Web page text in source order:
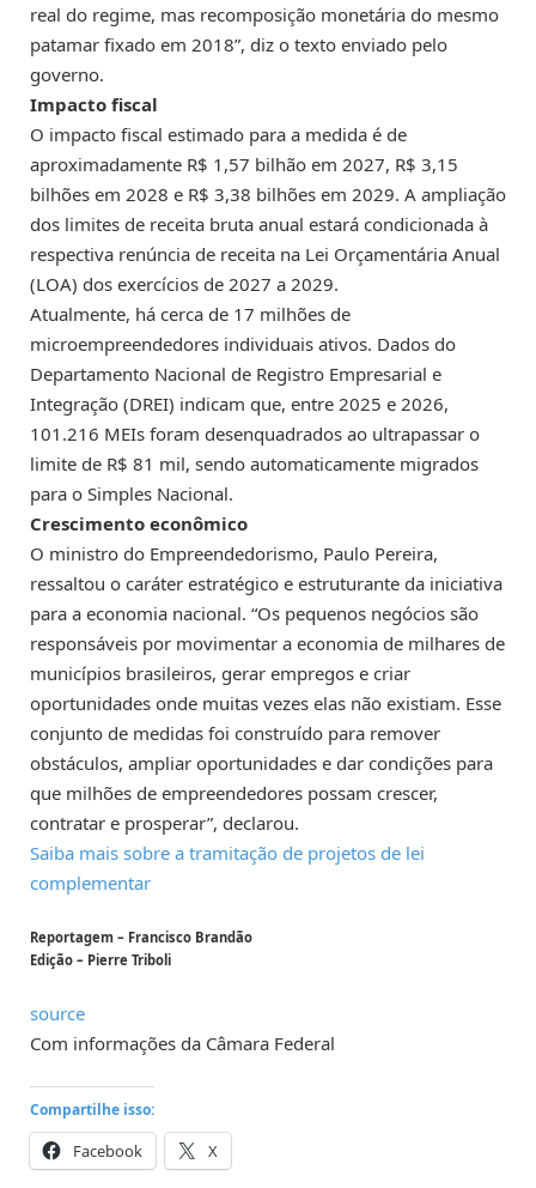
real do regime, mas recomposição monetária do mesmo
patamar fixado em 2018”, diz o texto enviado pelo
governo.
Impacto fiscal
O impacto fiscal estimado para a medida é de
aproximadamente R$ 1,57 bilhão em 2027, R$ 3,15
bilhões em 2028 e R$ 3,38 bilhões em 2029. A ampliação
dos limites de receita bruta anual estará condicionada à
respectiva renúncia de receita na Lei Orçamentária Anual
(LOA) dos exercícios de 2027 a 2029.
Atualmente, há cerca de 17 milhões de
microempreendedores individuais ativos. Dados do
Departamento Nacional de Registro Empresarial e
Integração (DREI) indicam que, entre 2025 e 2026,
101.216 MEIs foram desenquadrados ao ultrapassar o
limite de R$ 81 mil, sendo automaticamente migrados
para o Simples Nacional.
Crescimento econômico
O ministro do Empreendedorismo, Paulo Pereira,
ressaltou o caráter estratégico e estruturante da iniciativa
para a economia nacional. “Os pequenos negócios são
responsáveis por movimentar a economia de milhares de
municípios brasileiros, gerar empregos e criar
oportunidades onde muitas vezes elas não existiam. Esse
conjunto de medidas foi construído para remover
obstáculos, ampliar oportunidades e dar condições para
que milhões de empreendedores possam crescer,
contratar e prosperar”, declarou.
Saiba mais sobre a tramitação de projetos de lei
complementar
Reportagem – Francisco Brandão
Edição – Pierre Triboli
source
Com informações da Câmara Federal
Compartilhe isso:
Facebook X